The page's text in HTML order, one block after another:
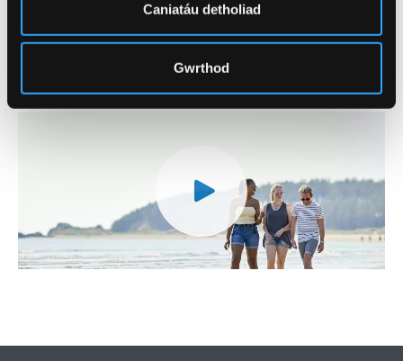
Caniatáu detholiad
Gwrthod
Fideo - Ein Lleoliad